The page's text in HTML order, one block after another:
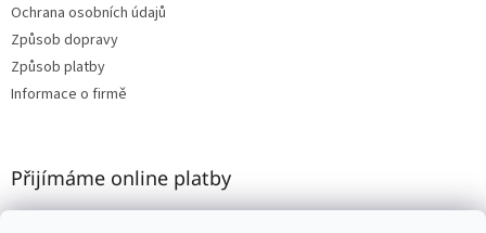
Ochrana osobních údajů
Způsob dopravy
Způsob platby
Informace o firmě
Přijímáme online platby